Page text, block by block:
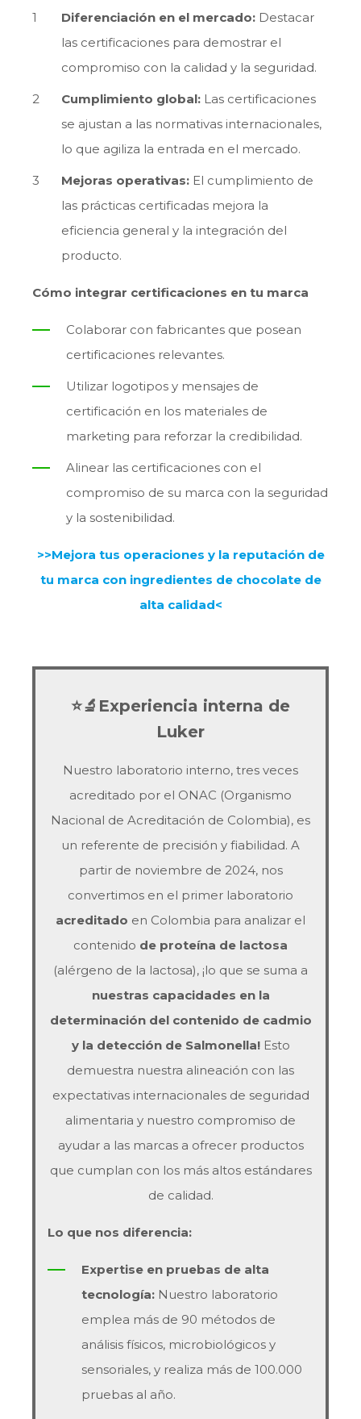
Diferenciación en el mercado: Destacar
las certificaciones para demostrar el
compromiso con la calidad y la seguridad.
Cumplimiento global: Las certificaciones
se ajustan a las normativas internacionales,
lo que agiliza la entrada en el mercado.
Mejoras operativas: El cumplimiento de
las prácticas certificadas mejora la
eficiencia general y la integración del
producto.
Cómo integrar certificaciones en tu marca
Colaborar con fabricantes que posean
certificaciones relevantes.
Utilizar logotipos y mensajes de
certificación en los materiales de
marketing para reforzar la credibilidad.
Alinear las certificaciones con el
compromiso de su marca con la seguridad
y la sostenibilidad.
>>Mejora tus operaciones y la reputación de
tu marca con ingredientes de chocolate de
alta calidad<
⭐🔬Experiencia interna de
Luker
Nuestro laboratorio interno, tres veces
acreditado por el ONAC (Organismo
Nacional de Acreditación de Colombia), es
un referente de precisión y fiabilidad. A
partir de noviembre de 2024, nos
convertimos en el primer laboratorio
acreditado en Colombia para analizar el
contenido de proteína de lactosa
(alérgeno de la lactosa), ¡lo que se suma a
nuestras capacidades en la
determinación del contenido de cadmio
y la detección de Salmonella! Esto
demuestra nuestra alineación con las
expectativas internacionales de seguridad
alimentaria y nuestro compromiso de
ayudar a las marcas a ofrecer productos
que cumplan con los más altos estándares
de calidad.
Lo que nos diferencia:
Expertise en pruebas de alta
tecnología: Nuestro laboratorio
emplea más de 90 métodos de
análisis físicos, microbiológicos y
sensoriales, y realiza más de 100.000
pruebas al año.